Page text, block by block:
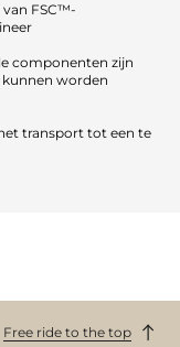
FSC™-
componenten zijn
worden
transport tot een te
Free ride to the top